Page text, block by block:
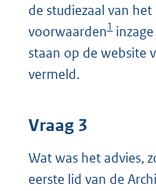
de studiezaal van
voorwaarden1
staan op de website
vermeld.
Vraag 3
Wat was het advies,
eerste lid van de